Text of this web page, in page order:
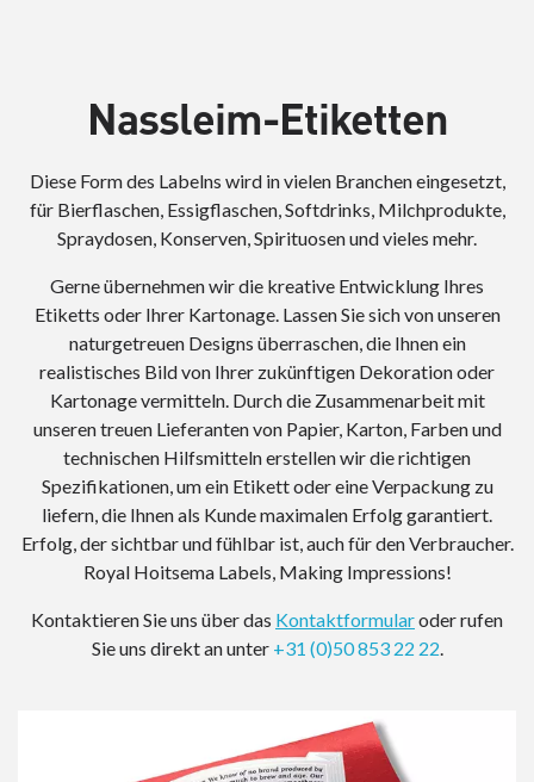
Nassleim-Etiketten
Diese Form des Labelns wird in vielen Branchen eingesetzt,
für Bierflaschen, Essigflaschen, Softdrinks, Milchprodukte,
Spraydosen, Konserven, Spirituosen und vieles mehr.
Gerne übernehmen wir die kreative Entwicklung Ihres
Etiketts oder Ihrer Kartonage. Lassen Sie sich von unseren
naturgetreuen Designs überraschen, die Ihnen ein
realistisches Bild von Ihrer zukünftigen Dekoration oder
Kartonage vermitteln. Durch die Zusammenarbeit mit
unseren treuen Lieferanten von Papier, Karton, Farben und
technischen Hilfsmitteln erstellen wir die richtigen
Spezifikationen, um ein Etikett oder eine Verpackung zu
liefern, die Ihnen als Kunde maximalen Erfolg garantiert.
Erfolg, der sichtbar und fühlbar ist, auch für den Verbraucher.
Royal Hoitsema Labels, Making Impressions!
Kontaktieren Sie uns über das Kontaktformularoder rufen
Sie uns direkt an unter +31 (0)50 853 22 22